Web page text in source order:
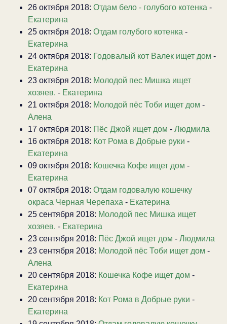
26 октября 2018: Отдам бело - голубого котенка -
Екатерина
25 октября 2018: Отдам голубого котенка -
Екатерина
24 октября 2018: Годовалый кот Валек ищет дом -
Екатерина
23 октября 2018: Молодой пес Мишка ищет
хозяев. - Екатерина
21 октября 2018: Молодой пёс Тоби ищет дом -
Алена
17 октября 2018: Пёс Джой ищет дом - Людмила
16 октября 2018: Кот Рома в Добрые руки -
Екатерина
09 октября 2018: Кошечка Кофе ищет дом -
Екатерина
07 октября 2018: Отдам годовалую кошечку
окраса Черная Черепаха - Екатерина
25 сентября 2018: Молодой пес Мишка ищет
хозяев. - Екатерина
23 сентября 2018: Пёс Джой ищет дом - Людмила
23 сентября 2018: Молодой пёс Тоби ищет дом -
Алена
20 сентября 2018: Кошечка Кофе ищет дом -
Екатерина
20 сентября 2018: Кот Рома в Добрые руки -
Екатерина